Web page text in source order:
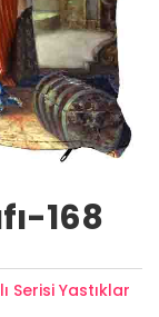
168
Serisi Yastıklar